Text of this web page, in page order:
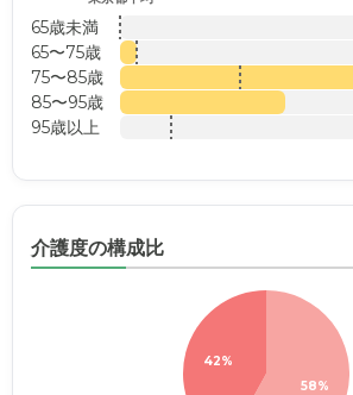
65歳未満
65〜75歳
75〜85歳
85〜95歳
95歳以上
介護度の構成比
58%
42%